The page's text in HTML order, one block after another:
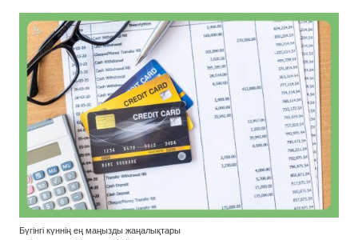
Бүгінгі күннің ең маңызды жаңалықтары